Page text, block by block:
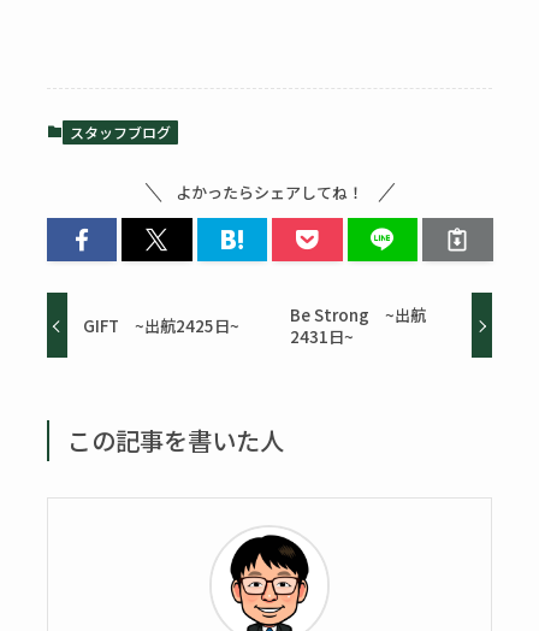
スタッフブログ
よかったらシェアしてね！
GIFT ~出航2425日~
Be Strong ~出航
2431日~
この記事を書いた人